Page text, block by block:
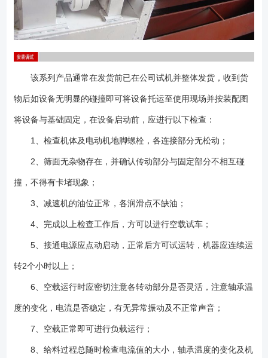
该系列产品通常在发货前已在公司试机并整体发货，收到货
物后如设备无明显的碰撞即可将设备托运至使用现场并按装配图
将设备与基础固定，在设备启动前，应进行以下检查：
1、检查机体及电动机地脚螺栓，各连接部分无松动；
2、筛面无杂物存在，并确认传动部分与固定部分不相互碰
撞，不得有卡堵现象；
3、减速机的油位正常，各润滑点不缺油；
4、完成以上检查工作后，方可以进行空载试车；
5、接通电源应点动启动，正常后方可试运转，机器应连续运
转2个小时以上；
6、空载运行时应密切注意各转动部分是否灵活，注意轴承温
度的变化，电流是否稳定，有无异常振动及不正常声音；
7、空载正常即可进行负载运行；
8、给料过程总随时检查电流值的大小，轴承温度的变化及机